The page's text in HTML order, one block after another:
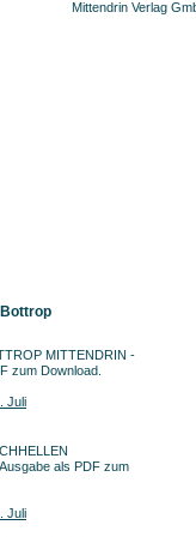
MITTENDRIN -
zum Download.
Juli
als PDF zum
Juli